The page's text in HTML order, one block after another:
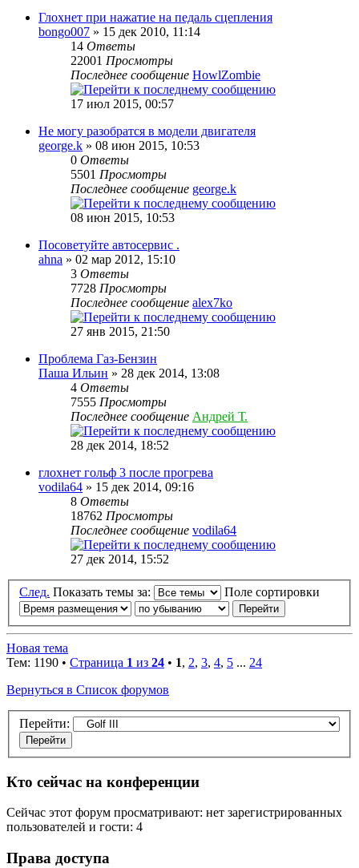
Глохнет при нажатие на педаль сцепления
bongo007 » 15 дек 2010, 11:14
14 Ответы
22001 Просмотры
Последнее сообщение HowlZombie
17 июл 2015, 00:57
Не могу разобратся в модели двигателя
george.k » 08 июн 2015, 10:53
0 Ответы
5501 Просмотры
Последнее сообщение george.k
08 июн 2015, 10:53
Посоветуйте автосервис .
ahna » 02 мар 2012, 15:10
3 Ответы
7728 Просмотры
Последнее сообщение alex7ko
27 янв 2015, 21:50
Проблема Газ-Бензин
Паша Ильин » 28 дек 2014, 13:08
4 Ответы
7555 Просмотры
Последнее сообщение Андрей Т.
28 дек 2014, 18:52
глохнет гольф 3 после прогрева
vodila64 » 15 дек 2014, 09:16
8 Ответы
18762 Просмотры
Последнее сообщение vodila64
27 дек 2014, 15:52
След. Показать темы за: Поле сортировки
Новая тема
Тем: 1190 • Страница 1 из 24 • 1, 2, 3, 4, 5 ... 24
Вернуться в Список форумов
Перейти:
Кто сейчас на конференции
Сейчас этот форум просматривают: нет зарегистрированных
пользователей и гости: 4
Права доступа